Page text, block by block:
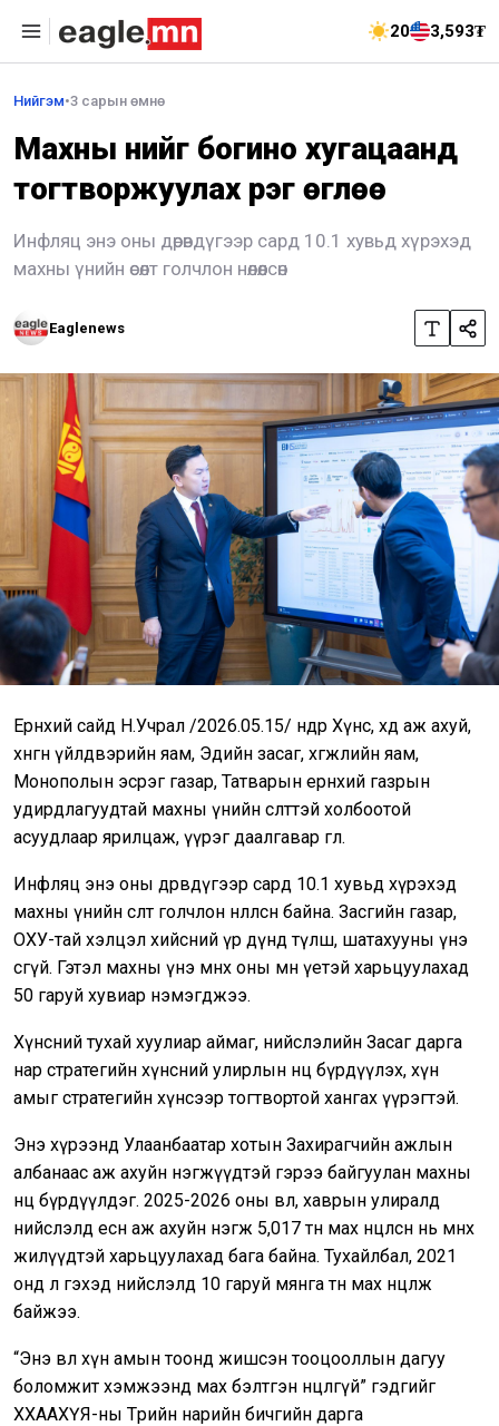
20 3,593₮
Нийгэм•3 сарын өмнө
Махны үнийг богино хугацаанд
тогтворжуулах үүрэг өглөө
Инфляц энэ оны дөрөвдүгээр сард 10.1 хувьд хүрэхэд
махны үнийн өсөлт голчлон нөлөөлсөн
Eaglenews
Ерөнхий сайд Н.Учрал /2026.05.15/ өнөөдөр Хүнс, хөдөө аж ахуй,
хөнгөн үйлдвэрийн яам, Эдийн засаг, хөгжлийн яам,
Монополын эсрэг газар, Татварын ерөнхий газрын
удирдлагуудтай махны үнийн өсөлттэй холбоотой
асуудлаар ярилцаж, үүрэг даалгавар өглөө.
Инфляц энэ оны дөрөвдүгээр сард 10.1 хувьд хүрэхэд
махны үнийн өсөлт голчлон нөлөөлсөн байна. Засгийн газар,
ОХУ-тай хэлцэл хийсний үр дүнд түлш, шатахууны үнэ
өсөөгүй. Гэтэл махны үнэ өмнөх оны мөн үетэй харьцуулахад
50 гаруй хувиар нэмэгджээ.
Хүнсний тухай хуулиар аймаг, нийслэлийн Засаг дарга
нар стратегийн хүнсний улирлын нөөц бүрдүүлэх, хүн
амыг стратегийн хүнсээр тогтвортой хангах үүрэгтэй.
Энэ хүрээнд Улаанбаатар хотын Захирагчийн ажлын
албанаас аж ахуйн нэгжүүдтэй гэрээ байгуулан махны
нөөц бүрдүүлдэг. 2025-2026 оны өвөл, хаврын улиралд
нийслэлд есөн аж ахуйн нэгж 5,017 тн мах нөөцөлсөн нь өмнөх
жилүүдтэй харьцуулахад бага байна. Тухайлбал, 2021
онд л гэхэд нийслэлд 10 гаруй мянга тн мах нөөцөлж
байжээ.
“Энэ өвөл хүн амын тоонд жишсэн тооцооллын дагуу
боломжит хэмжээнд мах бэлтгэн нөөцлөөгүй” гэдгийг
ХХААХҮЯ-ны Төрийн нарийн бичгийн дарга